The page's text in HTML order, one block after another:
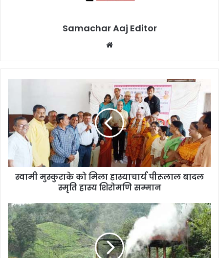
Samachar Aaj Editor
स्वामी मुस्कुराके को मिला हास्याचार्य पीरूलाल बादल
स्मृति हास्य शिरोमणि सम्मान